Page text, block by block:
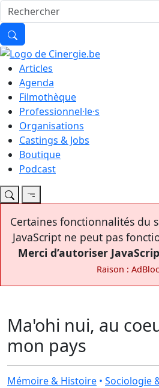
Articles
Agenda
Filmothèque
Professionnel·le·s
Organisations
Castings & Jobs
Boutique
Podcast
Certaines fonctionnalités du
JavaScript ne peut pas
Merci d’autoriser
Raison :
Ma'ohi nui, au
mon pays
Mémoire & Histoire • Sociologie